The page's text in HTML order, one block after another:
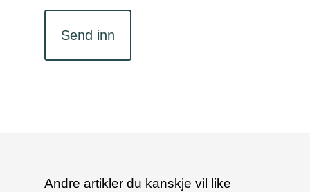
Andre artikler du kanskje vil like